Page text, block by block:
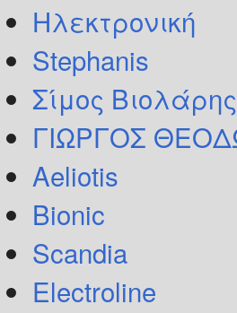
Ηλεκτρονική
Stephanis
Σίμος Βιολάρης
ΓΙΩΡΓΟΣ
Aeliotis
Bionic
Scandia
Electroline